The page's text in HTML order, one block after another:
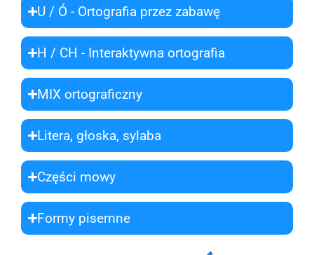
U / Ó - Ortografia przez zabawę
H / CH - Interaktywna ortografia
MIX ortograficzny
Litera, głoska, sylaba
Części mowy
Formy pisemne